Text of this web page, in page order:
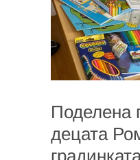
Поделена
децата